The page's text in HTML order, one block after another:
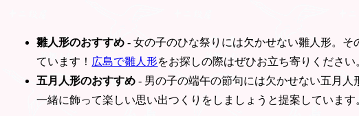
雛人形のおすすめ - 女の子のひな祭りには欠かせない雛人形。
ています！ 広島で雛人形をお探しの際はぜひお立ち寄りください
五月人形のおすすめ - 男の子の端午の節句には欠かせない五月
一緒に飾って楽しい思い出つくりをしましょうと提案しています